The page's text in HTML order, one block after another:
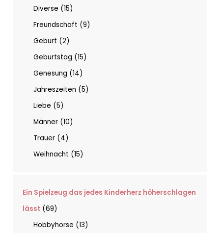
Diverse
15
Freundschaft
9
Geburt
2
Geburtstag
15
Genesung
14
Jahreszeiten
5
Liebe
5
Männer 10
Trauer
4
Weihnacht
15
Ein Spielzeug das jedes Kinderherz höherschlagen
lässt
69
Hobbyhorse
13